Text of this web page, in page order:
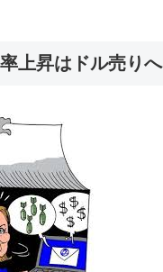
上昇はドル売りへ